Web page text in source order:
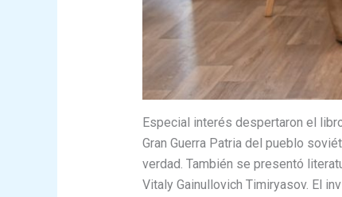
Especial interés despertaron el
Gran Guerra Patria del pueblo
verdad. También se presentó
Vitaly Gainullovich Timiryasov. El